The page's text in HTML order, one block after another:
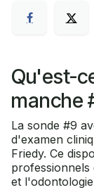
Qu'est-
manche
La sonde #9
d'examen
Friedy. Ce
professionnels
et